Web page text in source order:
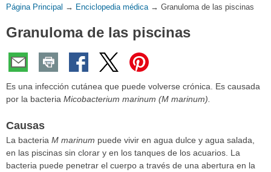
Usted
aquí:
Página Principal → Enciclopedia médica → Granuloma de las piscinas
Granuloma de las piscinas
Es una infección cutánea que puede volverse crónica. Es causada
por la bacteria Micobacterium marinum (M marinum).
Causas
La bacteria M marinum puede vivir en agua dulce y agua salada,
en las piscinas sin clorar y en los tanques de los acuarios. La
bacteria puede penetrar el cuerpo a través de una abertura en la